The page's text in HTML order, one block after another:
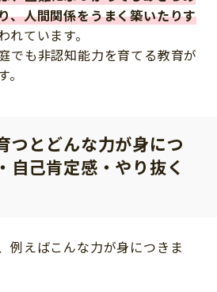
、人間関係をうまく築いたりす
れています。
でも非認知能力を育てる教育が
つとどんな力が身につ
自己肯定感・やり抜く
例えばこんな力が身につきま